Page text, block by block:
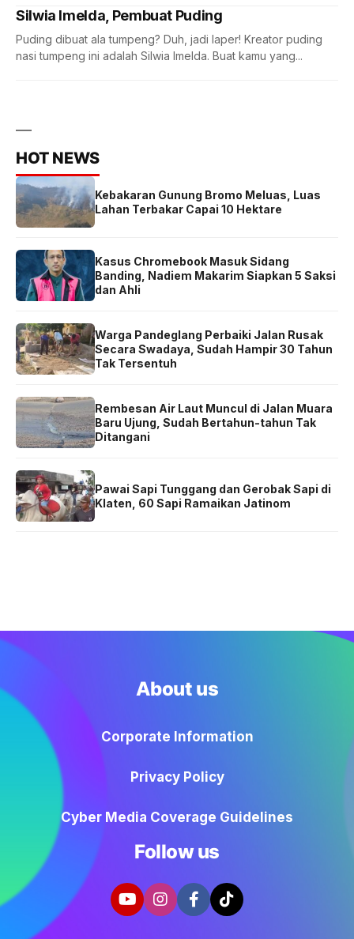
Silwia Imelda, Pembuat Puding
Puding dibuat ala tumpeng? Duh, jadi laper! Kreator puding
nasi tumpeng ini adalah Silwia Imelda. Buat kamu yang...
HOT NEWS
Kebakaran Gunung Bromo Meluas, Luas
Lahan Terbakar Capai 10 Hektare
Kasus Chromebook Masuk Sidang
Banding, Nadiem Makarim Siapkan 5 Saksi
dan Ahli
Warga Pandeglang Perbaiki Jalan Rusak
Secara Swadaya, Sudah Hampir 30 Tahun
Tak Tersentuh
Rembesan Air Laut Muncul di Jalan Muara
Baru Ujung, Sudah Bertahun-tahun Tak
Ditangani
Pawai Sapi Tunggang dan Gerobak Sapi di
Klaten, 60 Sapi Ramaikan Jatinom
About us
Corporate Information
Privacy Policy
Cyber Media Coverage Guidelines
Follow us